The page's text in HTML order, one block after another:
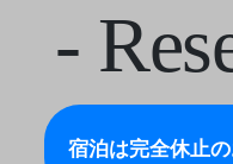
-
宿泊は完全休止